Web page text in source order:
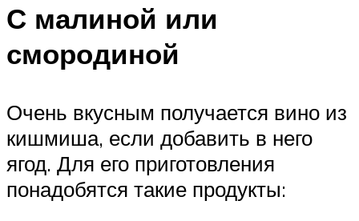
С малиной или
смородиной
Очень вкусным получается вино из
кишмиша, если добавить в него
ягод. Для его приготовления
понадобятся такие продукты: